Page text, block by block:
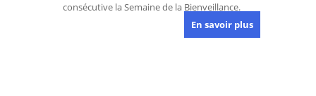
consécutive la Semaine de la Bienveillance.
En savoir plus